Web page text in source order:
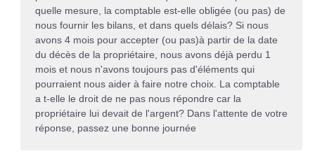
quelle mesure, la comptable est-elle obligée (ou pas) de
nous fournir les bilans, et dans quels délais? Si nous
avons 4 mois pour accepter (ou pas)à partir de la date
du décès de la propriétaire, nous avons déjà perdu 1
mois et nous n'avons toujours pas d'éléments qui
pourraient nous aider à faire notre choix. La comptable
a t-elle le droit de ne pas nous répondre car la
propriétaire lui devait de l'argent? Dans l'attente de votre
réponse, passez une bonne journée